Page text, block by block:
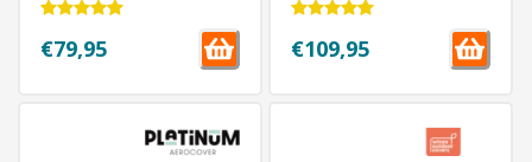
€79,95 €109,95